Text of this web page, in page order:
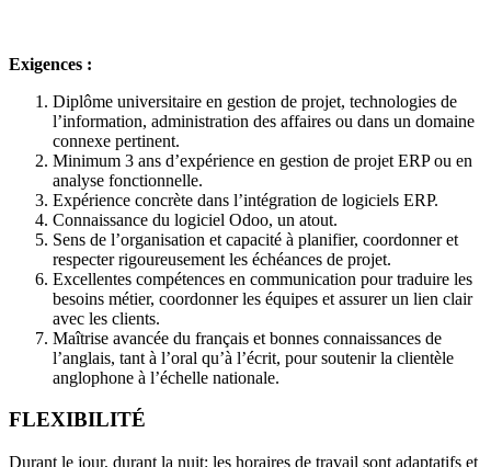
Exigences :
Diplôme universitaire en gestion de projet, technologies de
l’information, administration des affaires ou dans un domaine
connexe pertinent.
Minimum 3 ans d’expérience en gestion de projet ERP ou en
analyse fonctionnelle.
Expérience concrète dans l’intégration de logiciels ERP.
Connaissance du logiciel Odoo, un atout.
Sens de l’organisation et capacité à planifier, coordonner et
respecter rigoureusement les échéances de projet.
Excellentes compétences en communication pour traduire les
besoins métier, coordonner les équipes et assurer un lien clair
avec les clients.
Maîtrise avancée du français et bonnes connaissances de
l’anglais, tant à l’oral qu’à l’écrit, pour soutenir la clientèle
anglophone à l’échelle nationale.
FLEXIBILITÉ
Durant le jour, durant la nuit: les horaires de travail sont adaptatifs et